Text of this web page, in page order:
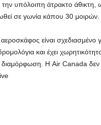
υπόλοιπη άτρακτο
σε γωνία κάπου 30 μοιρών.
αεροσκάφος είναι σχεδιασμένο
και έχει
Η Air Canada δεν